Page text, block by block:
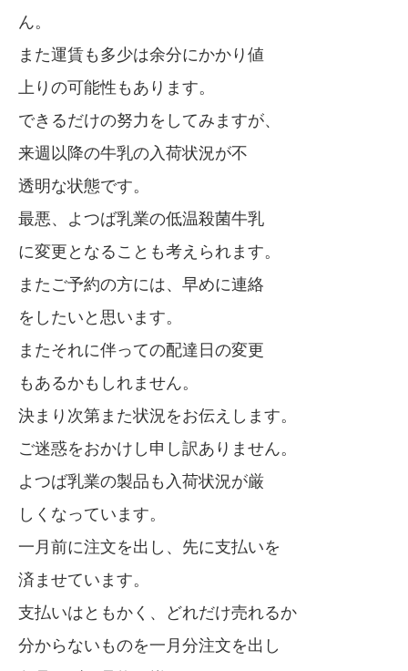
ん。
また運賃も多少は余分にかかり値
上りの可能性もあります。
できるだけの努力をしてみますが、
来週以降の牛乳の入荷状況が不
透明な状態です。
最悪、よつば乳業の低温殺菌牛乳
に変更となることも考えられます。
またご予約の方には、早めに連絡
をしたいと思います。
またそれに伴っての配達日の変更
もあるかもしれません。
決まり次第また状況をお伝えします。
ご迷惑をおかけし申し訳ありません。
よつば乳業の製品も入荷状況が厳
しくなっています。
一月前に注文を出し、先に支払いを
済ませています。
支払いはともかく、どれだけ売れるか
分からないものを一月分注文を出し